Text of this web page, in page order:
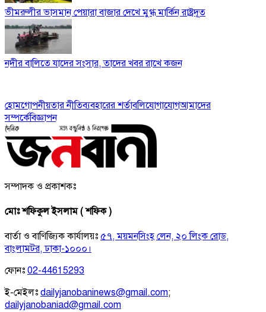
ভীমরুলীর ভাসমান পেয়ারা বাজার দেখে মুগ্ধ মার্কিন রাষ্ট্রদূত
নদীর বালিতে যাদের সংসার, তাদের খবর রাখে কজন
হোমগোপনীয়তার নীতিব্যবহারের শর্তাবলিযোগাযোগআমাদের
সম্পর্কেবিজ্ঞাপন
সম্পাদক ও প্রকাশকঃ
মোঃ শফিকুল ইসলাম ( শফিক )
বার্তা ও বাণিজ্যিক কার্যালয়ঃ ৫৭, ময়মনসিংহ লেন, ২০ লিংক রোড,
বাংলামটর, ঢাকা-১০০০।
ফোনঃ 02-44615293
ই-মেইলঃ dailyjanobaninews@gmail.com;
dailyjanobaniad@gmail.com